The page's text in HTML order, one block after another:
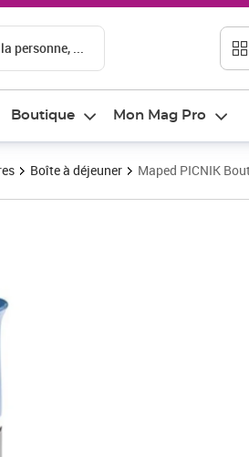
personne, ...
Boutique Mon Mag Pro
Boîte à déjeuner Maped PICNIK